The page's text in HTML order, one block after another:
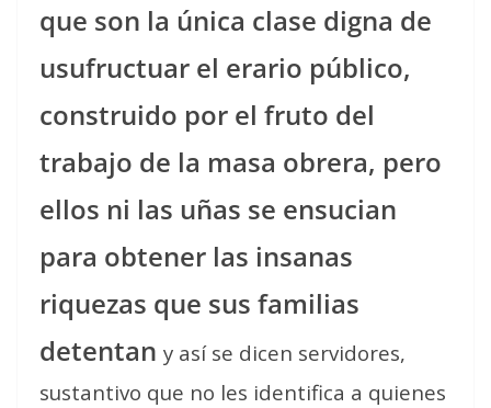
que son la única clase digna de
usufructuar el erario público,
construido por el fruto del
trabajo de la masa obrera, pero
ellos ni las uñas se ensucian
para obtener las insanas
riquezas que sus familias
detentan y así se dicen servidores,
sustantivo que no les identifica a quienes